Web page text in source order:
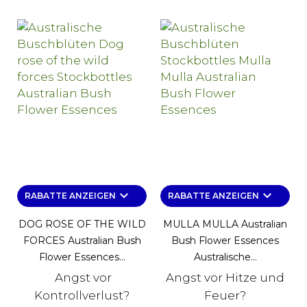
RABATTE ANZEIGEN keyboard_arrow_down
DOG ROSE OF THE WILD
FORCES Australian Bush
Flower Essences...
Angst vor
Kontrollverlust?
RABATTE ANZEIGEN keyboard_arrow_down
MULLA MULLA Australian
Bush Flower Essences
Australische...
Angst vor Hitze und
Feuer?